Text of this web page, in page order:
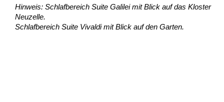
Hinweis: Schlafbereich Suite Galilei mit Blick auf das Kloster
Neuzelle.
Schlafbereich Suite Vivaldi mit Blick auf den Garten.